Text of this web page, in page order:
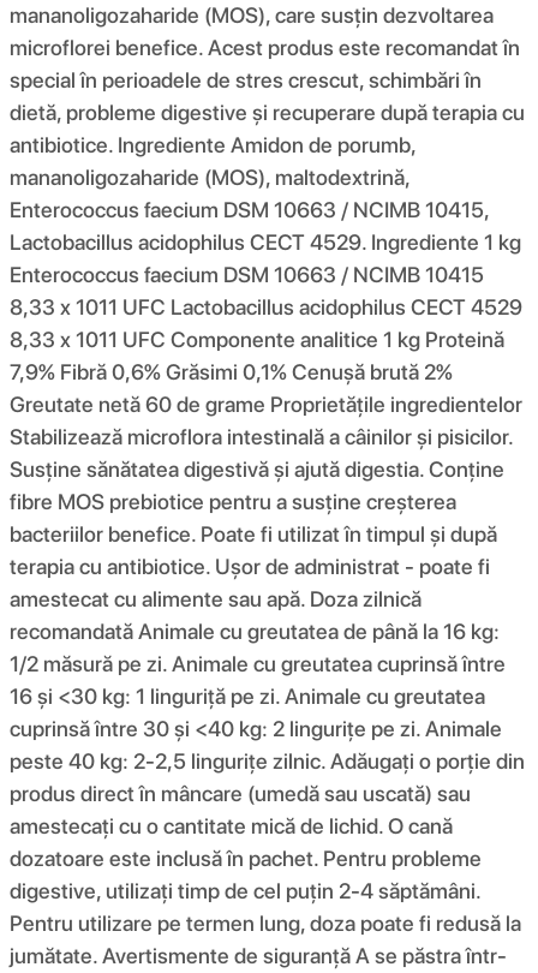
mananoligozaharide (MOS), care susțin dezvoltarea
microflorei benefice. Acest produs este recomandat în
special în perioadele de stres crescut, schimbări în
dietă, probleme digestive și recuperare după terapia cu
antibiotice. Ingrediente Amidon de porumb,
mananoligozaharide (MOS), maltodextrină,
Enterococcus faecium DSM 10663 / NCIMB 10415,
Lactobacillus acidophilus CECT 4529. Ingrediente 1 kg
Enterococcus faecium DSM 10663 / NCIMB 10415
8,33 x 1011 UFC Lactobacillus acidophilus CECT 4529
8,33 x 1011 UFC Componente analitice 1 kg Proteină
7,9% Fibră 0,6% Grăsimi 0,1% Cenușă brută 2%
Greutate netă 60 de grame Proprietățile ingredientelor
Stabilizează microflora intestinală a câinilor și pisicilor.
Susține sănătatea digestivă și ajută digestia. Conține
fibre MOS prebiotice pentru a susține creșterea
bacteriilor benefice. Poate fi utilizat în timpul și după
terapia cu antibiotice. Ușor de administrat - poate fi
amestecat cu alimente sau apă. Doza zilnică
recomandată Animale cu greutatea de până la 16 kg:
1/2 măsură pe zi. Animale cu greutatea cuprinsă între
16 și <30 kg: 1 linguriță pe zi. Animale cu greutatea
cuprinsă între 30 și <40 kg: 2 lingurițe pe zi. Animale
peste 40 kg: 2-2,5 lingurițe zilnic. Adăugați o porție din
produs direct în mâncare (umedă sau uscată) sau
amestecați cu o cantitate mică de lichid. O cană
dozatoare este inclusă în pachet. Pentru probleme
digestive, utilizați timp de cel puțin 2-4 săptămâni.
Pentru utilizare pe termen lung, doza poate fi redusă la
jumătate. Avertismente de siguranță A se păstra într-